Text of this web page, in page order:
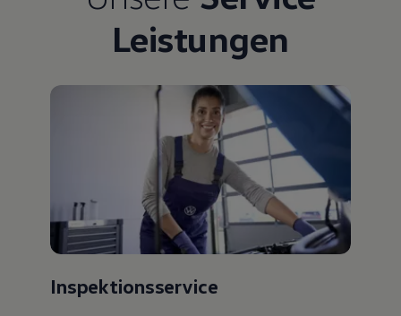
Leistungen
Inspektionsservice